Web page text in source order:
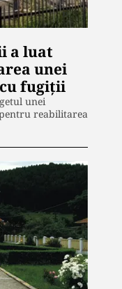
a luat
unei
fugiții
unei
reabilitarea